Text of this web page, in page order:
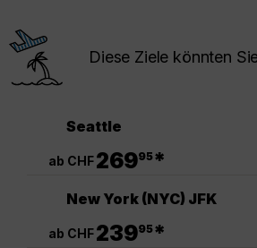
Diese Ziele könnten
Seattle
ab CHF26995*
New York (NYC) JFK
ab CHF23995*